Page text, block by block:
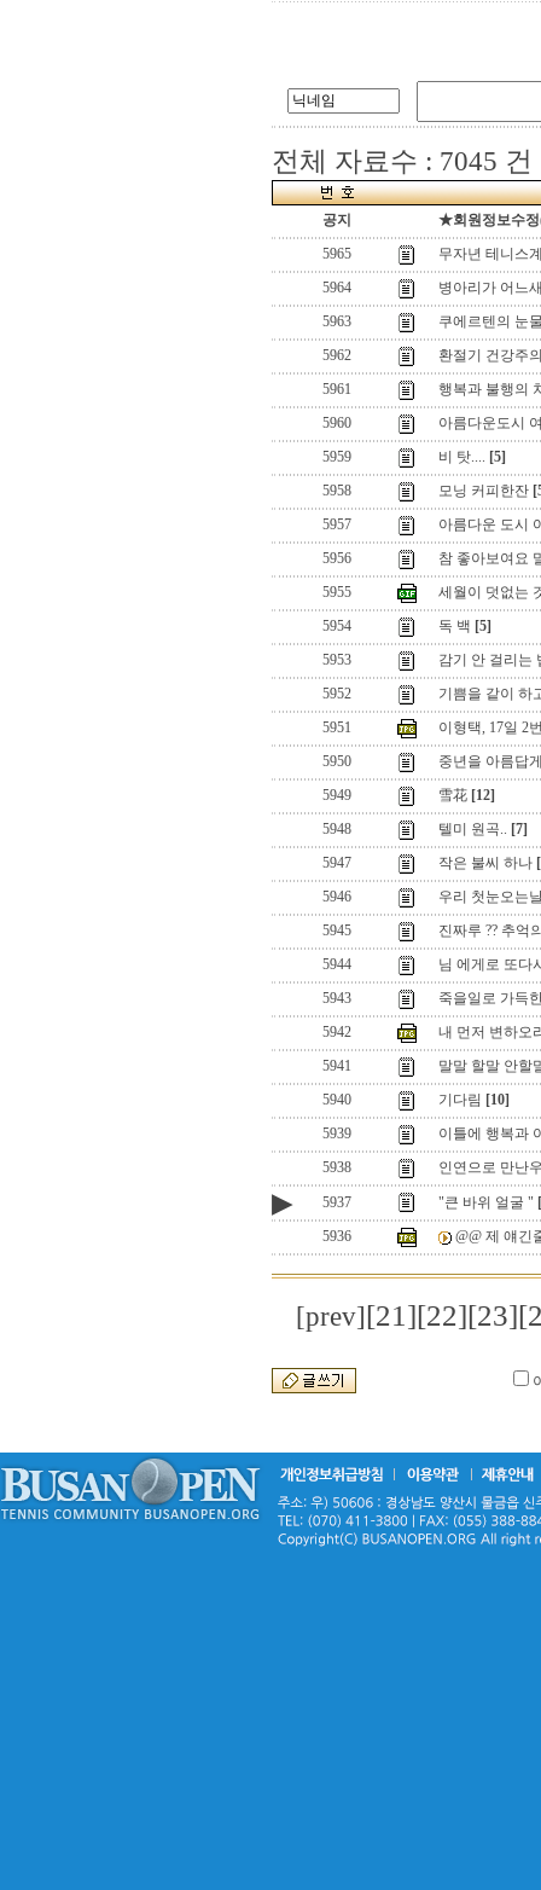
전체 자료수 : 7045 건
공지
★회원정보수
5965
무자년 테니스
5964
병아리가 어느
5963
쿠에르텐의 눈
5962
환절기 건강주
5961
행복과 불행의
5960
아름다운도시
5959
비 탓.... [5]
5958
모닝 커피한잔
5957
아름다운 도시
5956
참 좋아보여요
5955
세월이 덧없는
5954
독 백 [5]
5953
감기 안 걸리는
5952
기쁨을 같이 하
5951
이형택, 17일 2
5950
중년을 아름답
5949
雪花 [12]
5948
텔미 원곡.. [7]
5947
작은 불씨 하나
5946
우리 첫눈오는
5945
진짜루 ?? 추억
5944
님 에게로 또다
5943
죽을일로 가득
5942
내 먼저 변하오
5941
말말 할말 안할
5940
기다림 [10]
5939
이틀에 행복과
5938
인연으로 만난
▶ 5937 "큰 바위 얼굴 "
5936
@@ 제 얘긴
[prev][21][22][23]